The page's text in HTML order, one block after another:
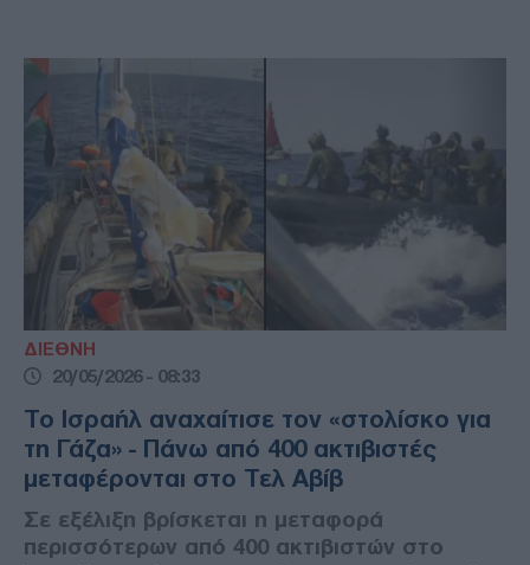
ΔΙΕΘΝΗ
20/05/2026 - 08:33
Το Ισραήλ αναχαίτισε τον «στολίσκο για
τη Γάζα» - Πάνω από 400 ακτιβιστές
μεταφέρονται στο Τελ Αβίβ
Σε εξέλιξη βρίσκεται η μεταφορά
περισσότερων από 400 ακτιβιστών στο